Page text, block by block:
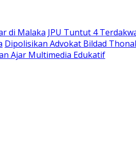
di Malaka JPU Tuntut 4
Dipolisikan Advokat Bildad
Ajar Multimedia Edukatif